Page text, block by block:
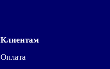
Клиентам
Оплата